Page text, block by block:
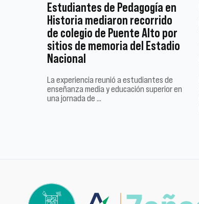
Estudiantes de Pedagogía en
Historia mediaron recorrido
de colegio de Puente Alto por
sitios de memoria del Estadio
Nacional
La experiencia reunió a estudiantes de
enseñanza media y educación superior en
una jornada de …